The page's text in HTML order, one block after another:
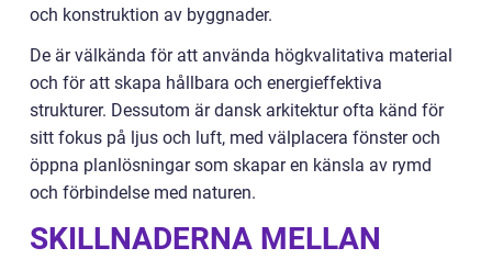
och konstruktion av byggnader.
De är välkända för att använda högkvalitativa material
och för att skapa hållbara och energieffektiva
strukturer. Dessutom är dansk arkitektur ofta känd för
sitt fokus på ljus och luft, med välplacera fönster och
öppna planlösningar som skapar en känsla av rymd
och förbindelse med naturen.
SKILLNADERNA MELLAN